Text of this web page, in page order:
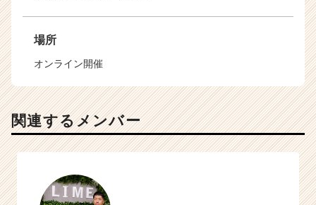
場所
オンライン開催
関連するメンバー